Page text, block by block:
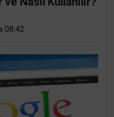
08:42